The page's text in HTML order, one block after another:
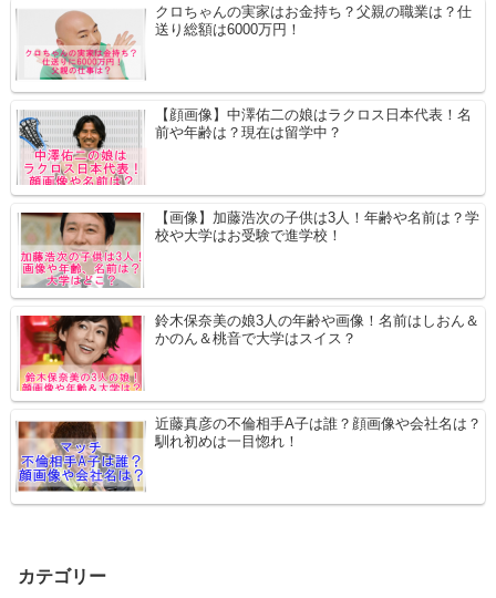
クロちゃんの実家はお金持ち？父親の職業は？仕
送り総額は6000万円！
【顔画像】中澤佑二の娘はラクロス日本代表！名
前や年齢は？現在は留学中？
【画像】加藤浩次の子供は3人！年齢や名前は？学
校や大学はお受験で進学校！
鈴木保奈美の娘3人の年齢や画像！名前はしおん＆
かのん＆桃音で大学はスイス？
近藤真彦の不倫相手A子は誰？顔画像や会社名は？
馴れ初めは一目惚れ！
カテゴリー